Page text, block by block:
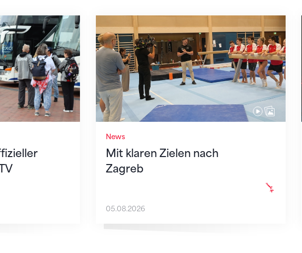
Reisepartner des STV
News
Mit klaren Zielen nach
Zagreb
Mit klaren Zielen nach Zagreb
05.08.2026